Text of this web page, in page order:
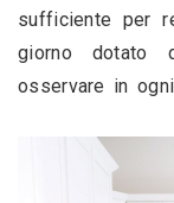
sufficiente per
giorno dotato
osservare in